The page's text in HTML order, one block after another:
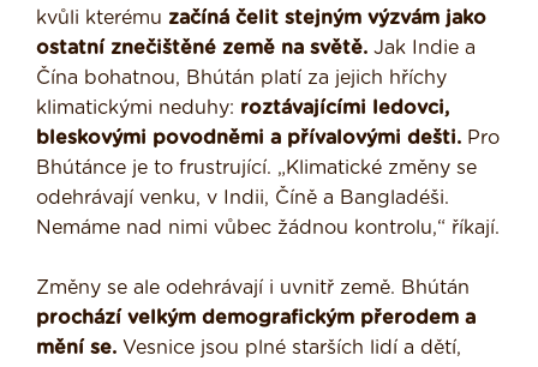
kvůli kterému začíná čelit stejným výzvám jako
ostatní znečištěné země na světě. Jak Indie a
Čína bohatnou, Bhútán platí za jejich hříchy
klimatickými neduhy: roztávajícími ledovci,
bleskovými povodněmi a přívalovými dešti. Pro
Bhútánce je to frustrující. „Klimatické změny se
odehrávají venku, v Indii, Číně a Bangladéši.
Nemáme nad nimi vůbec žádnou kontrolu,“ říkají.
Změny se ale odehrávají i uvnitř země. Bhútán
prochází velkým demografickým přerodem a
mění se. Vesnice jsou plné starších lidí a dětí,